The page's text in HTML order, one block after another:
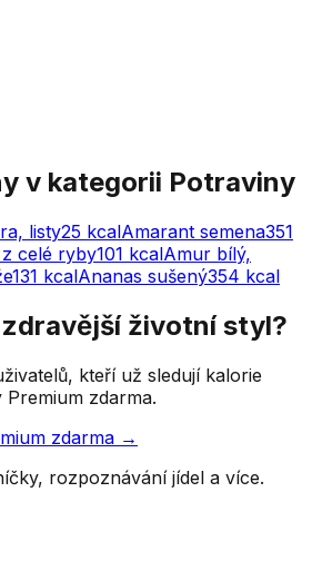
v kategorii Potraviny
listy25 kcalAmarant semena351
celé ryby101 kcalAmur bílý,
131 kcalAnanas sušený354 kcal
životní styl?
kteří už sledují kalorie
zdarma.
zdarma →
rozpoznávání jídel a více.